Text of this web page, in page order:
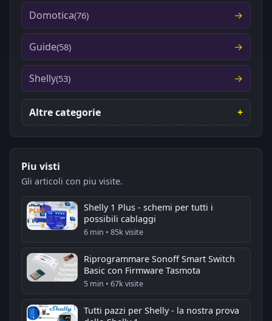
Domotica(76)
Guide(58)
Shelly(53)
Altre categorie
Piu visti
Gli articoli con piu visite.
Shelly 1 Plus - schemi per tutti i
possibili cablaggi
6 min • 85k visite
Riprogrammare Sonoff Smart Switch
Basic con Firmware Tasmota
5 min • 67k visite
Tutti pazzi per Shelly - la nostra prova